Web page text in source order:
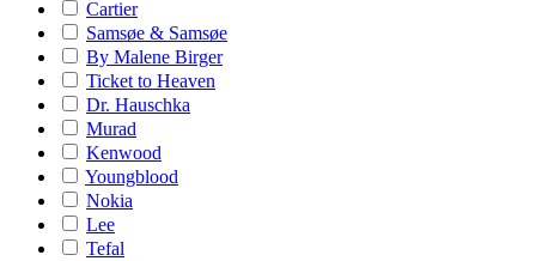
Cartier
Samsøe & Samsøe
By Malene Birger
Ticket to Heaven
Dr. Hauschka
Murad
Kenwood
Youngblood
Nokia
Lee
Tefal